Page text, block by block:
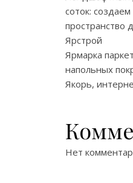
соток:
пространство
Ярстрой
Ярмарка
напольных
Якорь,
Нет